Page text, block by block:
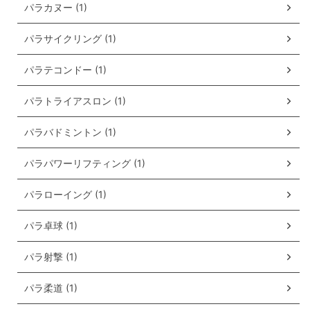
パラカヌー (1)
パラサイクリング (1)
パラテコンドー (1)
パラトライアスロン (1)
パラバドミントン (1)
パラパワーリフティング (1)
パラローイング (1)
パラ卓球 (1)
パラ射撃 (1)
パラ柔道 (1)